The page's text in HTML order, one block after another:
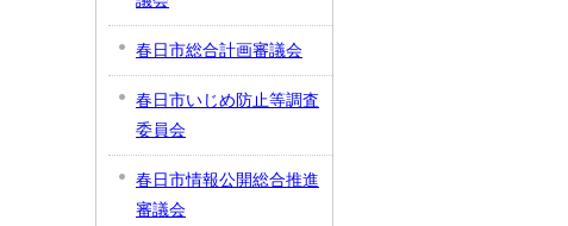
春日市総合計画審議会
春日市いじめ防止等調査
委員会
春日市情報公開総合推進
審議会